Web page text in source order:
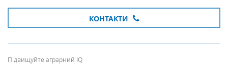
КОНТАКТИ
Підвищуйте аграрний IQ